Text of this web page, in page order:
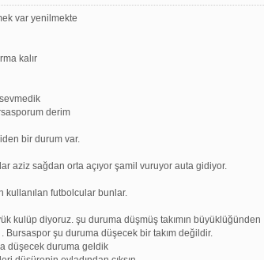
var yenilmekte
kalır
derim
bir durum var.
aziz sağdan orta açıyor şamil vuruyor auta gidiyor.
kullanılan futbolcular bunlar.
kulüp diyoruz. şu duruma düşmüş takımın büyüklüğünden
Bursaspor şu duruma düşecek bir takım değildir.
düşecek duruma geldik